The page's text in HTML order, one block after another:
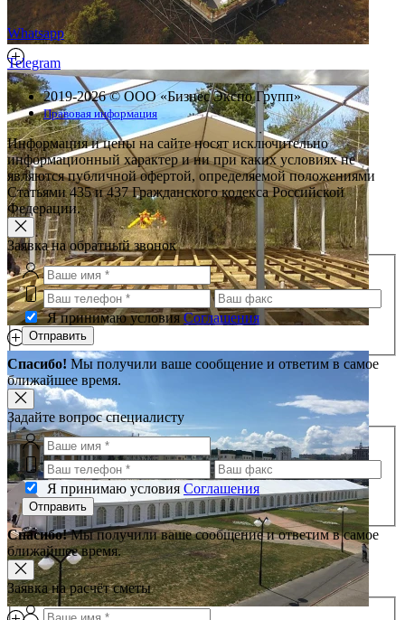
Whatsapp
Telegram
2019-2026 © ООО «Бизнес Экспо Групп»
Правовая информация
Информация и цены на сайте носят исключительно
информационный характер и ни при каких условиях не
являются публичной офертой, определяемой положениями
Статьями 435 и 437 Гражданского кодекса Российской
Федерации.
Заявка на обратный звонок
Я принимаю условияСоглашения
Отправить
Спасибо! Мы получили ваше сообщение и ответим в самое
ближайшее время.
Задайте вопрос специалисту
Я принимаю условия Соглашения
Отправить
Спасибо!Мы получили ваше сообщение и ответим в самое
ближайшее время.
Заявка на расчёт сметы